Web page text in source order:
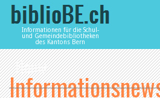
Informationen für die Schul-
und Gemeindebibliotheken
des Kantons Bern
Home